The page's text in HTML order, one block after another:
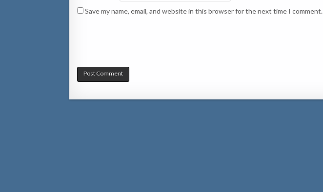
Save my name, email, and website in this browser for the next time I comment.